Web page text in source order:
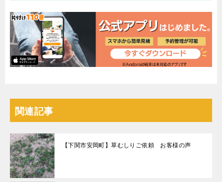
関連記事
【下関市安岡町】草むしりご依頼 お客様の声